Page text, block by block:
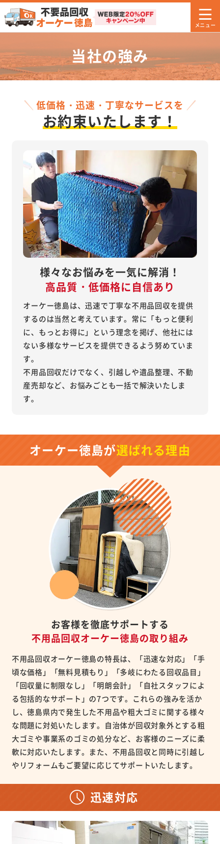
当社の強み
低価格・迅速・丁寧なサービスを
お約束いたします！
様々なお悩みを一気に解消！
高品質・低価格に自信あり
オーケー徳島は、迅速で丁寧な不用品回収を提供
するのは当然と考えています。常に「もっと便利
に、もっとお得に」という理念を掲げ、他社には
ない多様なサービスを提供できるよう努めていま
す。
不用品回収だけでなく、引越しや遺品整理、不動
産売却など、お悩みごとも一括で解決いたしま
す。
オーケー徳島が選ばれる理由
お客様を徹底サポートする
不用品回収オーケー徳島の取り組み
不用品回収オーケー徳島の特長は、「迅速な対応」「手
頃な価格」「無料見積もり」「多岐にわたる回収品目」
「回収量に制限なし」「明朗会計」「自社スタッフによ
る包括的なサポート」の7つです。これらの強みを活か
し、徳島県内で発生した不用品や粗大ゴミに関する様々
な問題に対処いたします。自治体が回収対象外とする粗
大ゴミや事業系のゴミの処分など、お客様のニーズに柔
軟に対応いたします。また、不用品回収と同時に引越し
やリフォームもご要望に応じてサポートいたします。
迅速対応